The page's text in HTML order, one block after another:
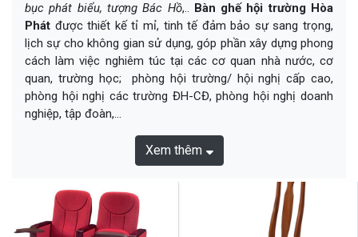
bục phát biểu, tượng Bác Hồ,.. Bàn ghế hội trường Hòa
Phát được thiết kế tỉ mỉ, tinh tế đảm bảo sự sang trọng,
lịch sự cho không gian sử dụng, góp phần xây dựng phong
cách làm việc nghiêm túc tại các cơ quan nhà nước, cơ
quan, trường học; phòng hội trường/ hội nghị cấp cao,
phòng hội nghị các trường ĐH-CĐ, phòng hội nghị doanh
nghiệp, tập đoàn,...
Xem thêm